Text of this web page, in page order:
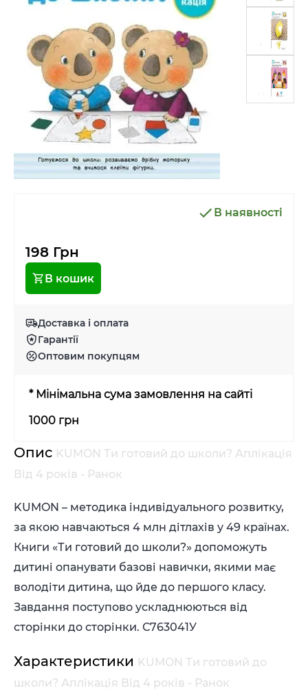
В наявності
198 Грн
В кошик
Доставка і оплата
Гарантії
Оптовим покупцям
* Мінімальна сума замовлення на сайті
1000 грн
Опис KUMON Ти готовий до школи? Аплікація
Від 4 років - Ранок
KUMON – методика індивідуального розвитку,
за якою навчаються 4 млн дітлахів у 49 країнах.
Книги «Ти готовий до школи?» допоможуть
дитині опанувати базові навички, якими має
володіти дитина, що йде до першого класу.
Завдання поступово ускладнюються від
сторінки до сторінки. С763041У
Характеристики KUMON Ти готовий до
школи? Аплікація Від 4 років - Ранок